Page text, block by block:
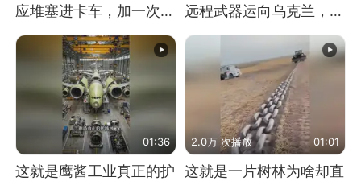
应堆塞进卡车，加一次燃
远程武器运向乌克兰，集
01:36
这就是鹰酱工业真正的护
2.0万 次播放 01:01
这就是一片树林为啥却直